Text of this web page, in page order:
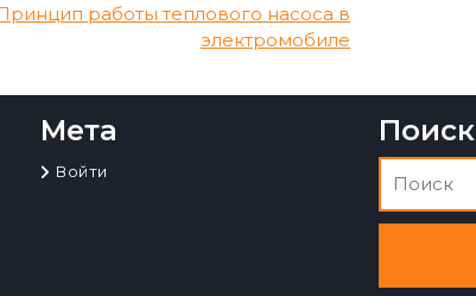
работы теплового насоса в
электромобиле
Мета
Войти
Поиск